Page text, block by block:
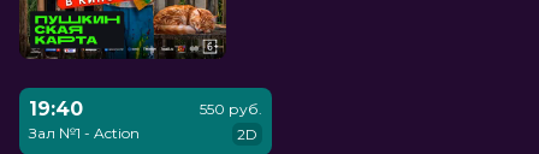
19:40
Зал №1 - Action
550 руб.
2D